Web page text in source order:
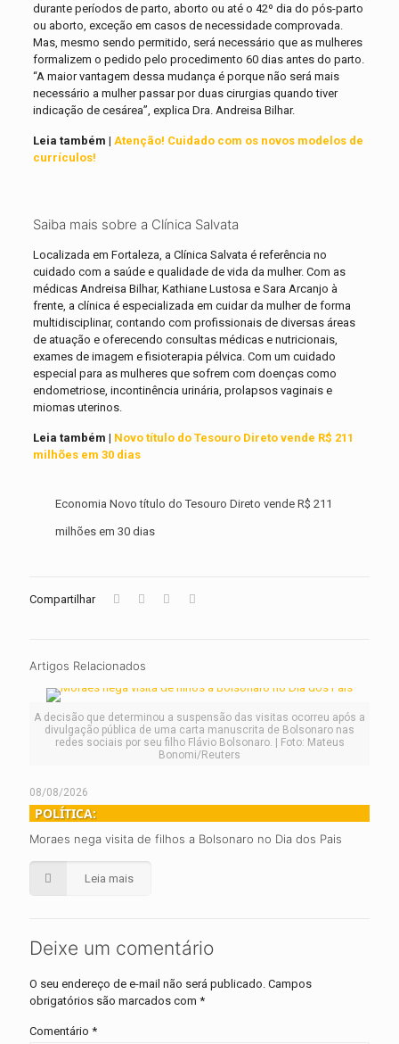
durante períodos de parto, aborto ou até o 42º dia do pós-parto
ou aborto, exceção em casos de necessidade comprovada.
Mas, mesmo sendo permitido, será necessário que as mulheres
formalizem o pedido pelo procedimento 60 dias antes do parto.
“A maior vantagem dessa mudança é porque não será mais
necessário a mulher passar por duas cirurgias quando tiver
indicação de cesárea”, explica Dra. Andreisa Bilhar.
Leia também | Atenção! Cuidado com os novos modelos de
currículos!
Saiba mais sobre a Clínica Salvata
Localizada em Fortaleza, a Clínica Salvata é referência no
cuidado com a saúde e qualidade de vida da mulher. Com as
médicas Andreisa Bilhar, Kathiane Lustosa e Sara Arcanjo à
frente, a clínica é especializada em cuidar da mulher de forma
multidisciplinar, contando com profissionais de diversas áreas
de atuação e oferecendo consultas médicas e nutricionais,
exames de imagem e fisioterapia pélvica. Com um cuidado
especial para as mulheres que sofrem com doenças como
endometriose, incontinência urinária, prolapsos vaginais e
miomas uterinos.
Leia também | Novo título do Tesouro Direto vende R$ 211
milhões em 30 dias
Economia Novo título do Tesouro Direto vende R$ 211
milhões em 30 dias
Compartilhar
Artigos Relacionados
A decisão que determinou a suspensão das visitas ocorreu após a
divulgação pública de uma carta manuscrita de Bolsonaro nas
redes sociais por seu filho Flávio Bolsonaro. | Foto: Mateus
Bonomi/Reuters
08/08/2026
POLÍTICA:
Moraes nega visita de filhos a Bolsonaro no Dia dos Pais
Leia mais
Deixe um comentário
O seu endereço de e-mail não será publicado. Campos
obrigatórios são marcados com *
Comentário *